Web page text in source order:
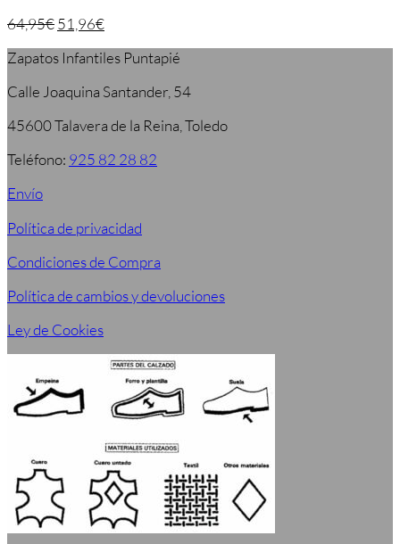
64,95€51,96€
Zapatos Infantiles Puntapié
Calle Joaquina Santander, 54
45600 Talavera de la Reina, Toledo
Teléfono: 925 82 28 82
Envío
Política de privacidad
Condiciones de Compra
Política de cambios y devoluciones
Ley de Cookies